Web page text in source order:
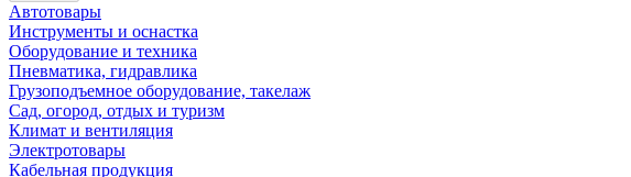
Автотовары
Инструменты и оснастка
Оборудование и техника
Пневматика, гидравлика
Грузоподъемное оборудование, такелаж
Сад, огород, отдых и туризм
Климат и вентиляция
Электротовары
Кабельная продукция